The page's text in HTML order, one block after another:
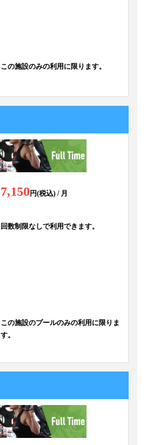
この施設のみの利用に限ります。
7,150円(税込) / 月
回数制限なしで利用できます。
この施設のプールのみの利用に限りま
す。